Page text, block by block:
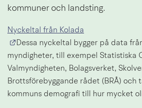
kommuner och landsting.
Nyckeltal från Kolada
Länk till annan webbplats.
Dessa nyckeltal bygger på data
myndigheter, till exempel Statistiska
Valmyndigheten, Bolagsverket,
Brottsförebyggande rådet (BRÅ) och
kommuns demografi till hur mycket